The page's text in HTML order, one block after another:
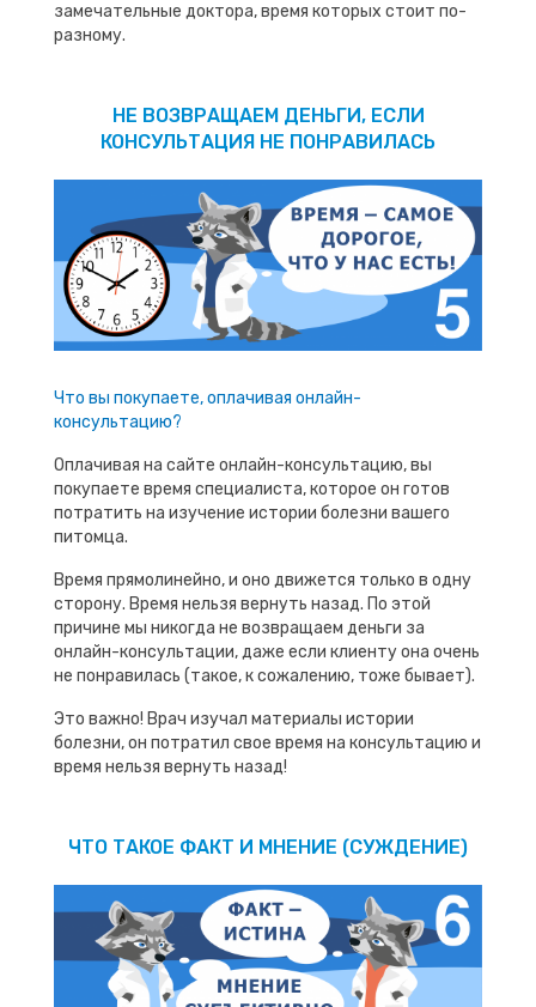
замечательные доктора, время которых стоит по-
разному.
НЕ ВОЗВРАЩАЕМ ДЕНЬГИ, ЕСЛИ
КОНСУЛЬТАЦИЯ НЕ ПОНРАВИЛАСЬ
Что вы покупаете, оплачивая онлайн-
консультацию?
Оплачивая на сайте онлайн-консультацию, вы
покупаете время специалиста, которое он готов
потратить на изучение истории болезни вашего
питомца.
Время прямолинейно, и оно движется только в одну
сторону. Время нельзя вернуть назад. По этой
причине мы никогда не возвращаем деньги за
онлайн-консультации, даже если клиенту она очень
не понравилась (такое, к сожалению, тоже бывает).
Это важно! Врач изучал материалы истории
болезни, он потратил свое время на консультацию и
время нельзя вернуть назад!
ЧТО ТАКОЕ ФАКТ И МНЕНИЕ (СУЖДЕНИЕ)